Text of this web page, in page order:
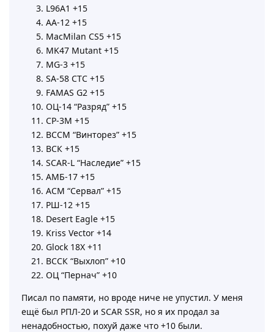
L96A1 +15
AA-12 +15
MacMilan CS5 +15
MK47 Mutant +15
MG-3 +15
SA-58 CTC +15
FAMAS G2 +15
ОЦ-14 “Разряд” +15
СР-3М +15
ВССМ “Винторез” +15
ВСК +15
SCAR-L “Наследие” +15
АМБ-17 +15
АСМ “Сервал” +15
РШ-12 +15
Desert Eagle +15
Kriss Vector +14
Glock 18X +11
ВССК “Выхлоп” +10
ОЦ “Пернач” +10
Писал по памяти, но вроде ниче не упустил. У меня
ещё был РПЛ-20 и SCAR SSR, но я их продал за
ненадобностью, похуй даже что +10 были.